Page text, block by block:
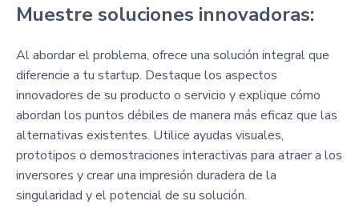
Muestre soluciones innovadoras:
Al abordar el problema, ofrece una solución integral que
diferencie a tu startup. Destaque los aspectos
innovadores de su producto o servicio y explique cómo
abordan los puntos débiles de manera más eficaz que las
alternativas existentes. Utilice ayudas visuales,
prototipos o demostraciones interactivas para atraer a los
inversores y crear una impresión duradera de la
singularidad y el potencial de su solución.